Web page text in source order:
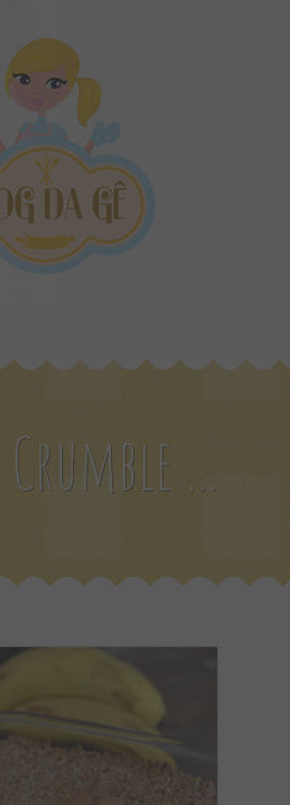
Receita De Crumble De Banana